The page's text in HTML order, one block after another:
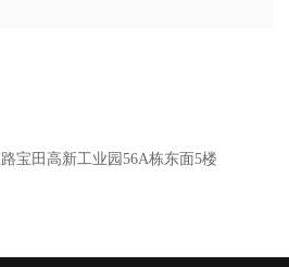
宝田高新工业园56A栋东面5楼